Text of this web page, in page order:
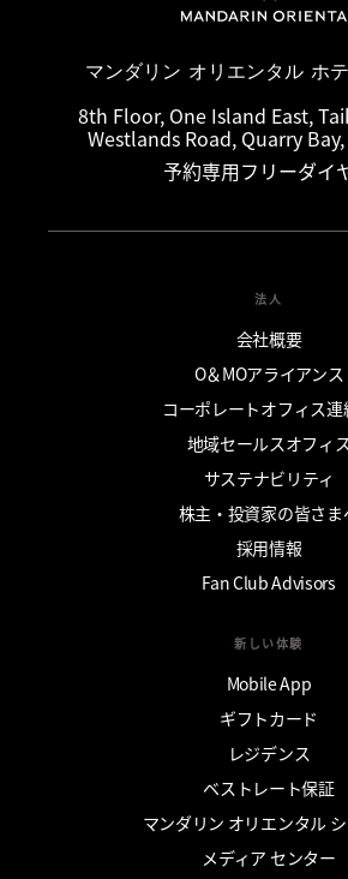
マンダリン オリエンタル ホ
8th Floor, One Island East,
Westlands Road, Quarry
予約専用フリーダイ
法人
会社概要
O＆MOアライアンス
コーポレートオフィス連
地域セールスオフィス
サステナビリティ
株主・投資家の皆さま
採用情報
Fan Club Advisors
新しい体験
Mobile App
ギフトカード
レジデンス
ベストレート保証
マンダリン オリエンタル
メディア センター